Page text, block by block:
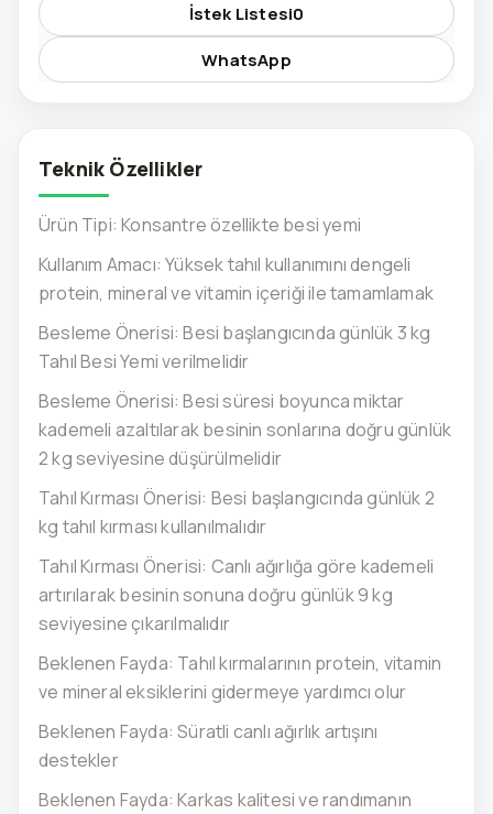
İstek Listesi0
WhatsApp
Teknik Özellikler
Ürün Tipi: Konsantre özellikte besi yemi
Kullanım Amacı: Yüksek tahıl kullanımını dengeli
protein, mineral ve vitamin içeriği ile tamamlamak
Besleme Önerisi: Besi başlangıcında günlük 3 kg
Tahıl Besi Yemi verilmelidir
Besleme Önerisi: Besi süresi boyunca miktar
kademeli azaltılarak besinin sonlarına doğru günlük
2 kg seviyesine düşürülmelidir
Tahıl Kırması Önerisi: Besi başlangıcında günlük 2
kg tahıl kırması kullanılmalıdır
Tahıl Kırması Önerisi: Canlı ağırlığa göre kademeli
artırılarak besinin sonuna doğru günlük 9 kg
seviyesine çıkarılmalıdır
Beklenen Fayda: Tahıl kırmalarının protein, vitamin
ve mineral eksiklerini gidermeye yardımcı olur
Beklenen Fayda: Süratli canlı ağırlık artışını
destekler
Beklenen Fayda: Karkas kalitesi ve randımanın